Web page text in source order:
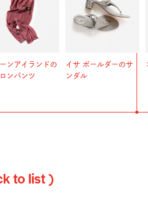
ンアイランドの
ンパンツ
イサ ボールダーのサ
ンダル
to list )